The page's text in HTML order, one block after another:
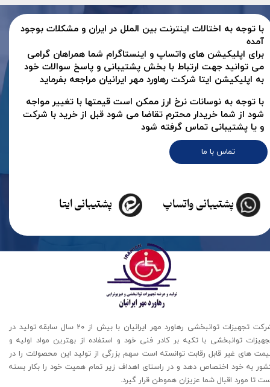
تماس با ما
با توجه به اختالات اینترنت بین الملل در ایران و مشکلات بوجود
آمده
برای اپلیکیشن های واتساپ و اینستاگرام شما همراهان گرامی
می توانید جهت ارتباط با بخش پشتیبانی و پاسخ سوالات خود
به اپلیکیشن ایتا شرکت رهاورد مهر ایرانیان مراجعه بفرماید
پشتیبانی ایتا پشتیبانی واتساپ
با توجه به نوسانات نرخ ارز ممکن است قیمتها با تغییر مواجه
شود از شما خریدار محترم تقاضا می شود قبل از خرید با شرکت
و یا پشتیبانی تماس گرفته شود
شرکت تجهیزات توانبخشی رهاورد مهر ایرانیان با بیش از 20 سال سابقه تولید در
توانبخشی با تکیه بر کادر فنی خود و استفاده از بهترین مواد اولیه و
های غیر قابل رقابت توانسته است سهم بزرگی از تولید این محصولات را در
به خود اختصاص دهد و در راستای اهداف زیر تمام همیت خود را بکار بسته
تا مورد اقبال شما عزیزان هموطن قرار گیرد​​​​​​​.